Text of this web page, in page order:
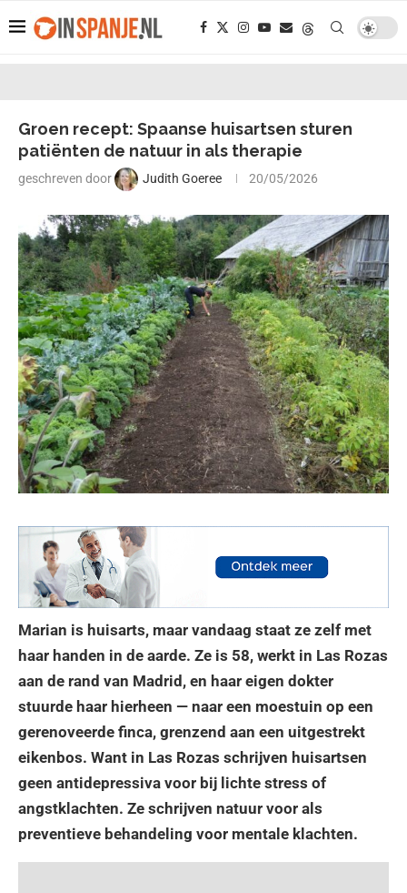
Groen recept: Spaanse huisartsen sturen
patiënten de natuur in als therapie
geschreven door Judith Goeree 20/05/2026
Marian is huisarts, maar vandaag staat ze zelf met
haar handen in de aarde. Ze is 58, werkt in Las Rozas
aan de rand van Madrid, en haar eigen dokter
stuurde haar hierheen — naar een moestuin op een
gerenoveerde finca, grenzend aan een uitgestrekt
eikenbos. Want in Las Rozas schrijven huisartsen
geen antidepressiva voor bij lichte stress of
angstklachten. Ze schrijven natuur voor als
preventieve behandeling voor mentale klachten.